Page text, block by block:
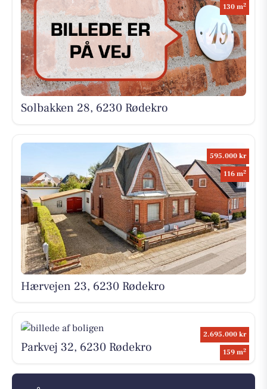
130 m2
Solbakken 28, 6230 Rødekro
595.000 kr
116 m2
Hærvejen 23, 6230 Rødekro
2.695.000 kr
159 m2
Parkvej 32, 6230 Rødekro